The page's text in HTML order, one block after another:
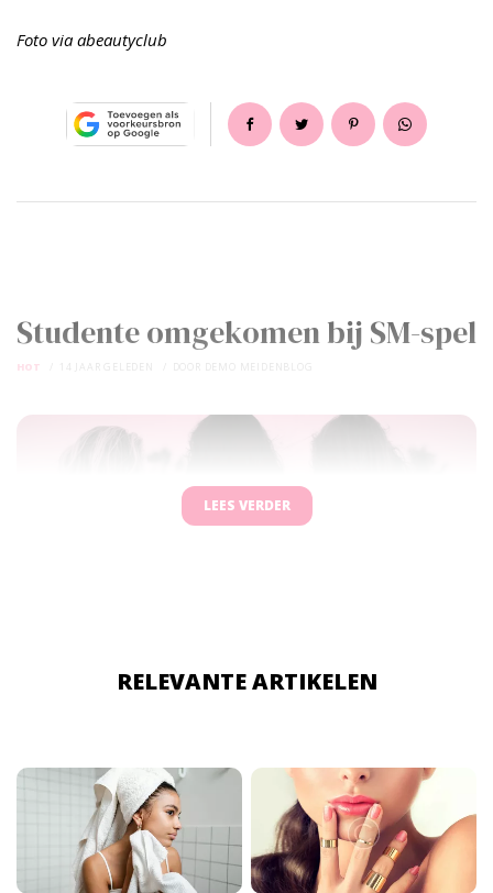
Foto via abeautyclub
Studente omgekomen bij SM-spel
HOT
LEES VERDER
RELEVANTE ARTIKELEN